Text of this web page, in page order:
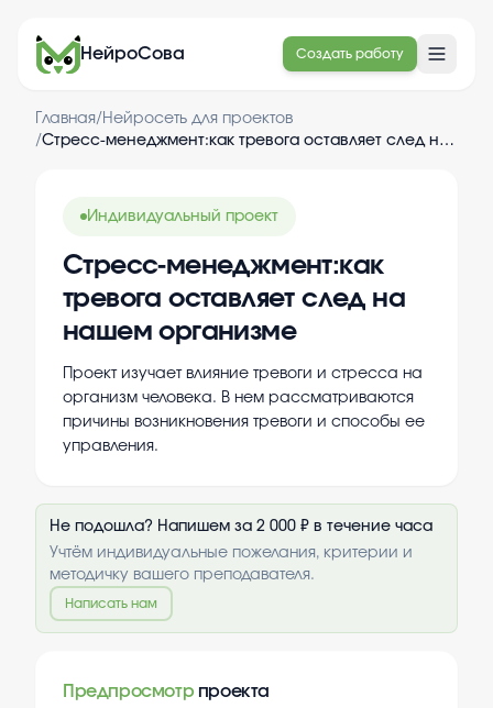
НейроСова Создать работу
Главная/ Нейросеть для проектов
/
Стресс-менеджмент:как тревога оставляет след на нашем организме
Индивидуальный проект
Стресс-менеджмент:как
тревога оставляет след на
нашем организме
Проект изучает влияние тревоги и стресса на
организм человека. В нем рассматриваются
причины возникновения тревоги и способы ее
управления.
Не подошла? Напишем за 2 000 ₽ в течение часа
Учтём индивидуальные пожелания, критерии и
методичку вашего преподавателя.
Написать нам
Предпросмотр проекта